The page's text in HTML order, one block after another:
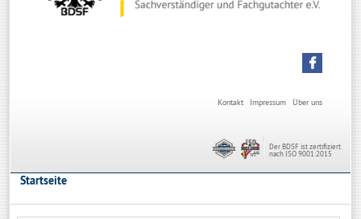
Über uns
Impressum
Kontakt
Der BDSF ist zertifiziert
nach ISO 9001:2015
Startseite